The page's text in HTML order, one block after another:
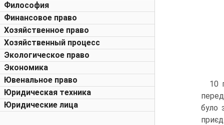
Философия
Финансовое право
Хозяйственное право
Хозяйственный процесс
Экологическое право
Экономика
Ювенальное право
Юридическая техника
Юридические лица
10
було